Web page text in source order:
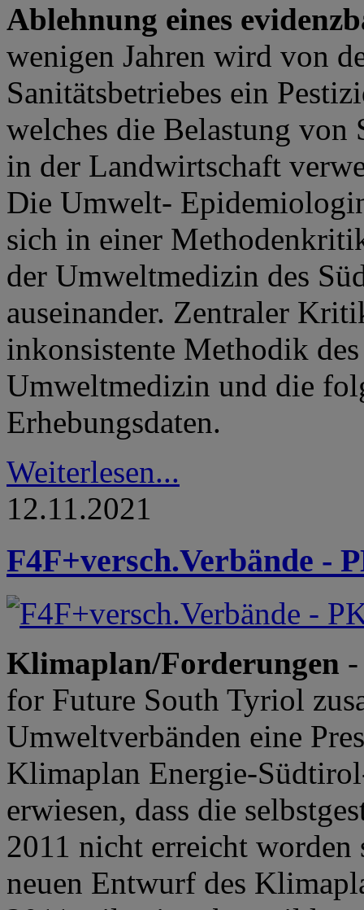
Ablehnung eines
wenigen Jahren wird von
Sanitätsbetriebes ein
welches die Belastung
in der Landwirtschaft
Die Umwelt-
sich in einer
der Umweltmedizin des
auseinander. Zentraler
inkonsistente Methodik
Umweltmedizin und die
Erhebungsdaten.
Weiterlesen...
12.11.2021
F4F+versch.Verbände -
Klimaplan/Forderungen
for Future South Tyriol
Umweltverbänden eine
Klimaplan Energie-
erwiesen, dass die
2011 nicht erreicht
neuen Entwurf des